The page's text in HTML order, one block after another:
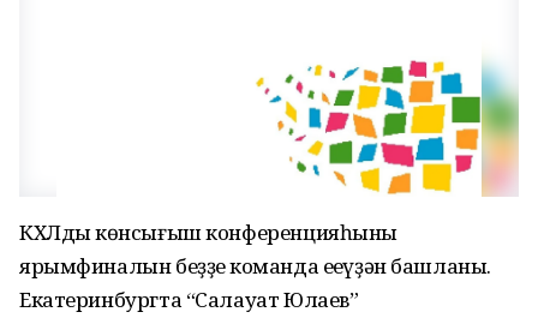
КХЛдың көнсығыш конференцияһының
ярымфиналын беҙҙең команда еңеүҙән башланы.
Екатеринбургта “Салауат Юлаев”